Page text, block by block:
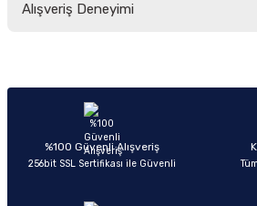
yetersiz gördüğünüz noktaları öneri
Ürün açıklamasında eksik bilgiler bulunuyor.
Ürün bilgilerinde hatalar bulunuyor.
Ürün fiyatı diğer sitelerden daha pahalı.
Alışveriş Deneyimi
Sitemize ilk yorumu siz
%100 Güvenli Alışveriş
256bit SSL Sertifikası ile Güvenli